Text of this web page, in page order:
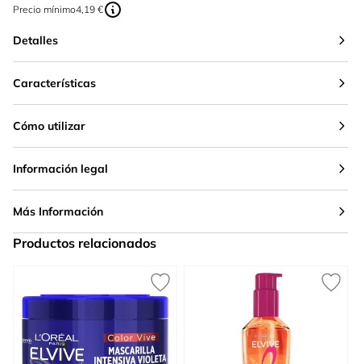
Precio mínimo4,19 €
Detalles
Características
Cómo utilizar
Información legal
Más Información
Productos relacionados